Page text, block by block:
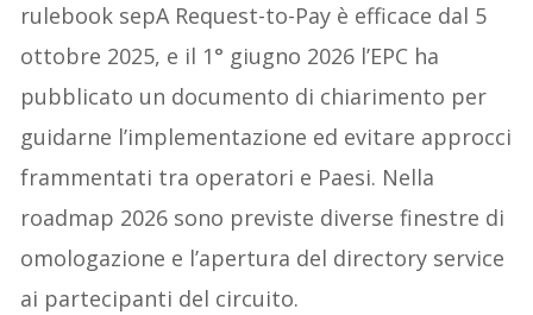
rulebook sepA Request-to-Pay è efficace dal 5
ottobre 2025, e il 1° giugno 2026 l’EPC ha
pubblicato un documento di chiarimento per
guidarne l’implementazione ed evitare approcci
frammentati tra operatori e Paesi. Nella
roadmap 2026 sono previste diverse finestre di
omologazione e l’apertura del directory service
ai partecipanti del circuito.